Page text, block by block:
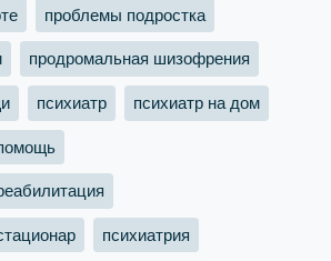
проблемы подростка
продромальная шизофрения
психиатр психиатр на дом
психиатрия